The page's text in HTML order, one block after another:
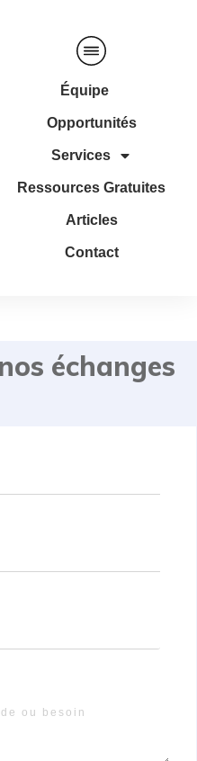
Équipe
Opportunités
Services
Ressources Gratuites
Articles
Contact
échanges